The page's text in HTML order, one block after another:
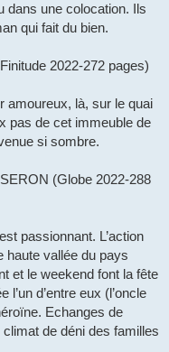
dans une colocation. Ils
qui fait du bien.
2022-272 pages)
amoureux, là, sur le quai
pas de cet immeuble de
si sombre.
(Globe 2022-288
passionnant. L’action
haute vallée du pays
et le weekend font la fête
d’entre eux (l’oncle
Echanges de
de déni des familles